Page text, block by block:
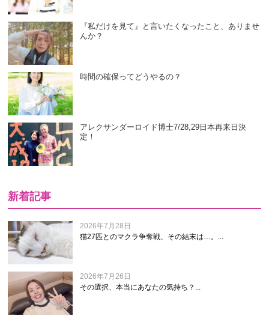
『私だけを見て』と言いたくなったこと、ありませ
んか？
時間の確保ってどうやるの？
アレクサンダーロイド博士7/28,29日本再来日決
定！
新着記事
2026年7月28日
猫27匹とのマクラ争奪戦、その結末は…。...
2026年7月26日
その選択、本当にあなたの気持ち？...